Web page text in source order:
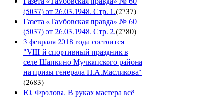
(5037) от 26.03.1948. Стр. 1.(2737)
Газета «Тамбовская правда» № 60
(5037) от 26.03.1948. Стр. 2.(2780)
3 февраля 2018 года состоится
"VIII-й спортивный праздник в
селе Шапкино Мучкапского района
на призы генерала Н.А.Масликова"
(2683)
Ю. Фролова. В руках мастера всё